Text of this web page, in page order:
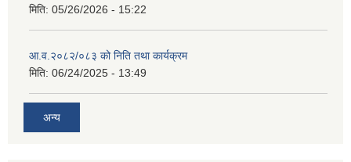
मिति: 05/26/2026 - 15:22
आ.व.२०८२/०८३ को निति तथा कार्यक्रम
मिति: 06/24/2025 - 13:49
अन्य